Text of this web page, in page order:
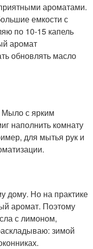
ароматами.
емкости с
по 10-15 капель
аромат
обновлять масло
с ярким
наполнить комнату
для мытья рук и
дому. Но на практике
аромат. Поэтому
с лимоном,
зимой